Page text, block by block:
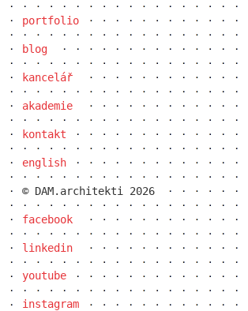
portfolio
blog
kancelář
akademie
kontakt
english
© DAM.architekti 2026
facebook
linkedin
youtube
instagram